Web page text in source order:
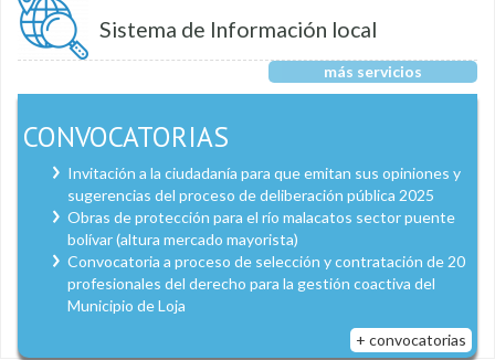
Sistema de Información local
más servicios
CONVOCATORIAS
Invitación a la ciudadanía para que emitan sus opiniones y
sugerencias del proceso de deliberación pública 2025
Obras de protección para el río malacatos sector puente
bolívar (altura mercado mayorista)
Convocatoria a proceso de selección y contratación de 20
profesionales del derecho para la gestión coactiva del
Municipio de Loja
+ convocatorias